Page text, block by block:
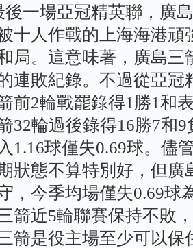
場亞冠精英聯，廣島
十人作戰的上海海港頑
局。這意味著，廣島三
連敗紀錄。不過從亞冠
前2輪戰罷錄得1勝1和
32輪過後錄得16勝7和
1.16球僅失0.69球。儘
狀態不算特別好，但廣
，今季均場僅失0.69球
箭近5輪聯賽保持不敗
箭是役主場至少可以保